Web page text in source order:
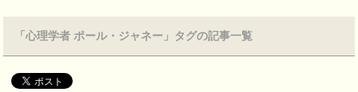
「心理学者 ポール・ジャネー」タグの記事一覧